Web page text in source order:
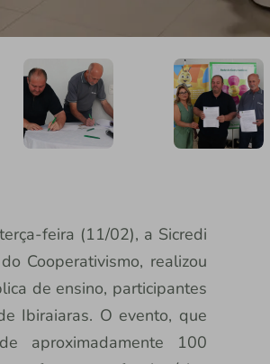
feira (11/02), a Sicredi
Cooperativismo, realizou
de ensino, participantes
Ibiraiaras. O evento, que
aproximadamente 100